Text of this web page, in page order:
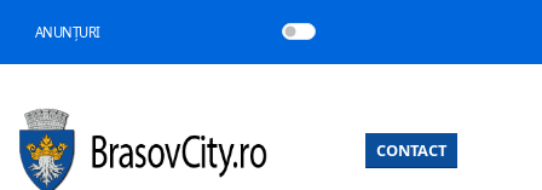
ANUNȚURI
CONTACT